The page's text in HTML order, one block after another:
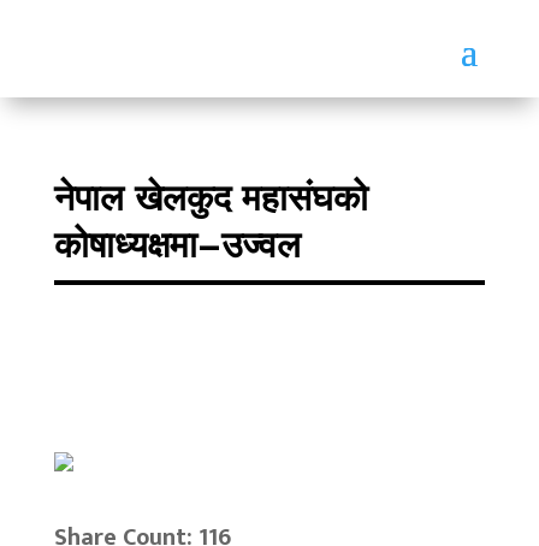
नेपाल खेलकुद महासंघको
कोषाध्यक्षमा–उज्वल
Share Count: 116